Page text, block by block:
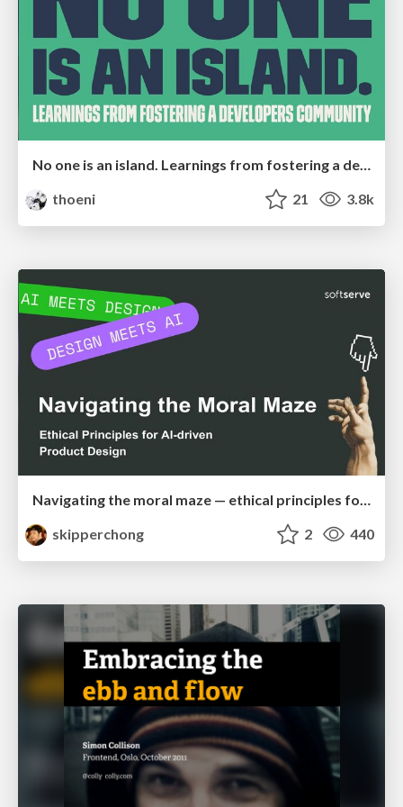
No one is an island. Learnings from fostering a developers community.
thoeni
21 3.8k
Navigating the moral maze — ethical principles for Al-driven product design
skipperchong
2 440